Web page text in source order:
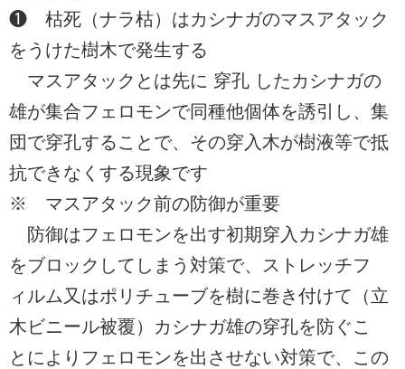
❶ 枯死（ナラ枯）はカシナガのマスアタック
をうけた樹木で発生する
マスアタックとは先に 穿孔 したカシナガの
雄が集合フェロモンで同種他個体を誘引し、集
団で穿孔することで、その穿入木が樹液等で抵
抗できなくする現象です
※ マスアタック前の防御が重要
防御はフェロモンを出す初期穿入カシナガ雄
をブロックしてしまう対策で、ストレッチフ
ィルム又はポリチューブを樹に巻き付けて（立
木ビニール被覆）カシナガ雄の穿孔を防ぐこ
とによりフェロモンを出させない対策で、この